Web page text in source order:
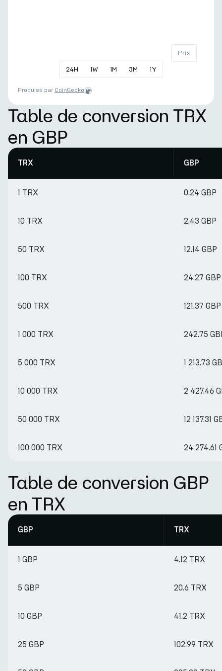
24H 1W 1M 3M 1Y
Prix
Propulsé par CoinGecko
Table de conversion TRX
en GBP
TRX GBP
1 TRX 0.24 GBP
10 TRX 2.43 GBP
50 TRX 12.14 GBP
100 TRX 24.27 GBP
500 TRX 121.37 GBP
1 000 TRX 242.75
5 000 TRX 1 213.73
10 000 TRX 2 427.46
50 000 TRX 12 137.31
100 000 TRX 24 274.61
Table de conversion GBP
en TRX
GBP TRX
1 GBP 4.12 TRX
5 GBP 20.6 TRX
10 GBP 41.2 TRX
25 GBP 102.99 TRX